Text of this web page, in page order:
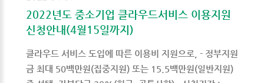
2022년도 중소기업 클라우드서비스 이용지원
신청안내(4월15일까지)
클라우드 서비스 도입에 따른 이용비 지원으로, - 정부지원
금 최대 50백만원(집중지원) 또는 15.5백만원(일반지원)